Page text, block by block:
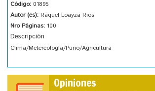
Código: 01895
Autor (es): Raquel Loayza Rios
Nro Páginas: 100
Descripción
Clima/Metereología/Puno/Agricultura
Opiniones